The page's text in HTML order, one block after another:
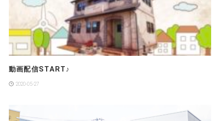
動画配信START♪
2020-05-27